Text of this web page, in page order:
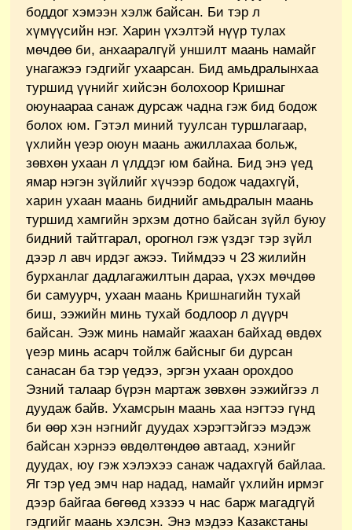
боддог хэмээн хэлж байсан. Би тэр л
хүмүүсийн нэг. Харин үхэлтэй нүүр тулах
мөчдөө би, анхааралгүй уншилт маань намайг
унагажээ гэдгийг ухаарсан. Бид амьдралынхаа
туршид үүнийг хийсэн болохоор Кришнаг
оюунаараа санаж дурсаж чадна гэж бид бодож
болох юм. Гэтэл миний туулсан туршлагаар,
үхлийн үеэр оюун маань ажиллахаа больж,
зөвхөн ухаан л үлддэг юм байна. Бид энэ үед
ямар нэгэн зүйлийг хүчээр бодож чадахгүй,
харин ухаан маань биднийг амьдралын маань
туршид хамгийн эрхэм дотно байсан зүйл буюу
бидний тайтгарал, орогнол гэж үздэг тэр зүйл
дээр л авч ирдэг ажээ. Тиймдээ ч 23 жилийн
бурханлаг дадлагажилтын дараа, үхэх мөчдөө
би самуурч, ухаан маань Кришнагийн тухай
биш, ээжийн минь тухай бодлоор л дүүрч
байсан. Ээж минь намайг жаахан байхад өвдөх
үеэр минь асарч тойлж байсныг би дурсан
санасан ба тэр үедээ, эргэн ухаан орохдоо
Эзний талаар бүрэн мартаж зөвхөн ээжийгээ л
дуудаж байв. Ухамсрын маань хаа нэгтээ гүнд
би өөр хэн нэгнийг дуудах хэрэгтэйгээ мэдэж
байсан хэрнээ өвдөлтөндөө автаад, хэнийг
дуудах, юу гэж хэлэхээ санаж чадахгүй байлаа.
Яг тэр үед эмч нар надад, намайг үхлийн ирмэг
дээр байгаа бөгөөд хэзээ ч нас барж магадгүй
гэдгийг маань хэлсэн. Энэ мэдээ Казакстаны